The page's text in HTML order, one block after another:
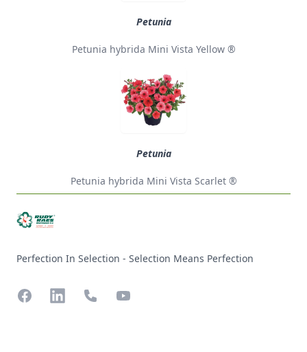
Petunia
Petunia hybrida Mini Vista Yellow ®
Petunia
Petunia hybrida Mini Vista Scarlet ®
Perfection In Selection - Selection Means Perfection
FacebookLinkedInPhone YouTube